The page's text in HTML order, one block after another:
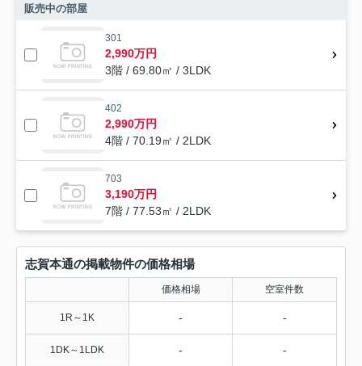
販売中の部屋
301
2,990万円
3階 / 69.80㎡ / 3LDK
402
2,990万円
4階 / 70.19㎡ / 2LDK
703
3,190万円
7階 / 77.53㎡ / 2LDK
志賀本通の掲載物件の価格相場
価格相場 空室件数
1R～1K - -
1DK～1LDK - -